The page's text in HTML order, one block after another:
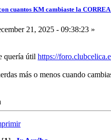
cuantos KM cambiaste la
21, 2025 - 09:38:23 »
quería útil https://
más o menos cuando